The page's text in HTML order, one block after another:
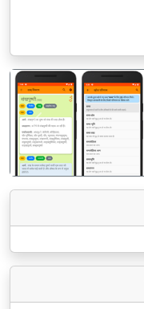
पिछला